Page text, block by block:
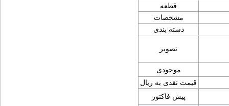
قطعه
مشخصات
دسته بندی
تصویر
موجودی
قیمت نقدی به ریال
پیش فاکتور